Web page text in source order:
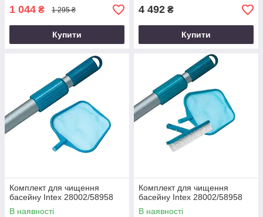
1 044 ₴ 1 295 ₴
Купити
4 492 ₴
Купити
Комплект для чищення
басейну Intex 28002/58958
В наявності
Комплект для чищення
басейну Intex 28002/58958
В наявності